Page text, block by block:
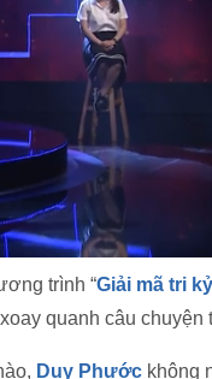
trình “Giải mã tri kỷ
quanh câu chuyện
Duy Phước không